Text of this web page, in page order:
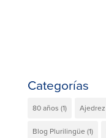
Categorías
80 años (1) Ajedrez
Blog Plurilingüe (1)